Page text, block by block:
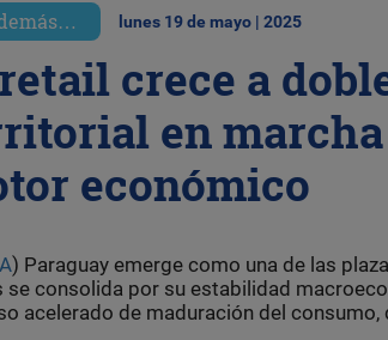
lunes 19 de mayo | 2025
crece a
en
económico
) Paraguay emerge como una de las
se consolida por su estabilidad
acelerado de maduración del